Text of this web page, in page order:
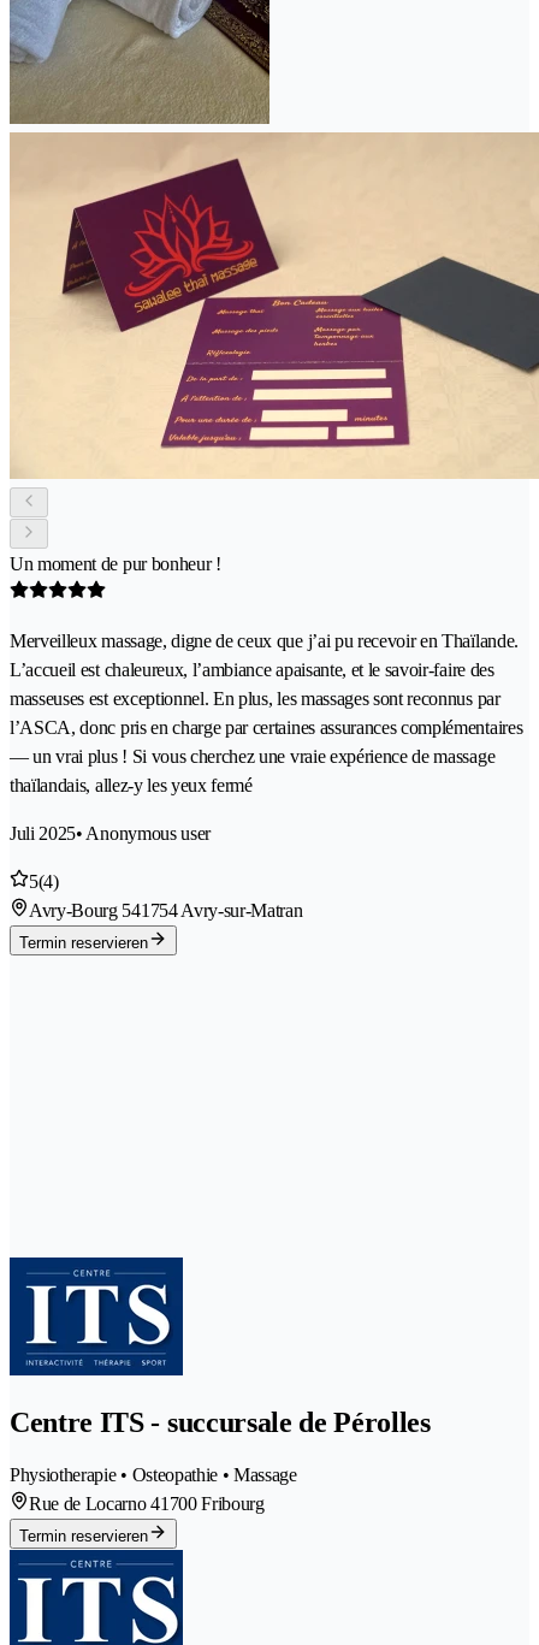
Un moment de pur bonheur !
Merveilleux massage, digne de ceux que j’ai pu recevoir en Thaïlande.
L’accueil est chaleureux, l’ambiance apaisante, et le savoir-faire des
masseuses est exceptionnel. En plus, les massages sont reconnus par
l’ASCA, donc pris en charge par certaines assurances complémentaires
— un vrai plus ! Si vous cherchez une vraie expérience de massage
thaïlandais, allez-y les yeux fermé
Juli 2025• Anonymous user
5(4)
Avry-Bourg 541754 Avry-sur-Matran
Termin reservieren
Centre ITS - succursale de Pérolles
Physiotherapie • Osteopathie • Massage
Rue de Locarno 41700 Fribourg
Termin reservieren